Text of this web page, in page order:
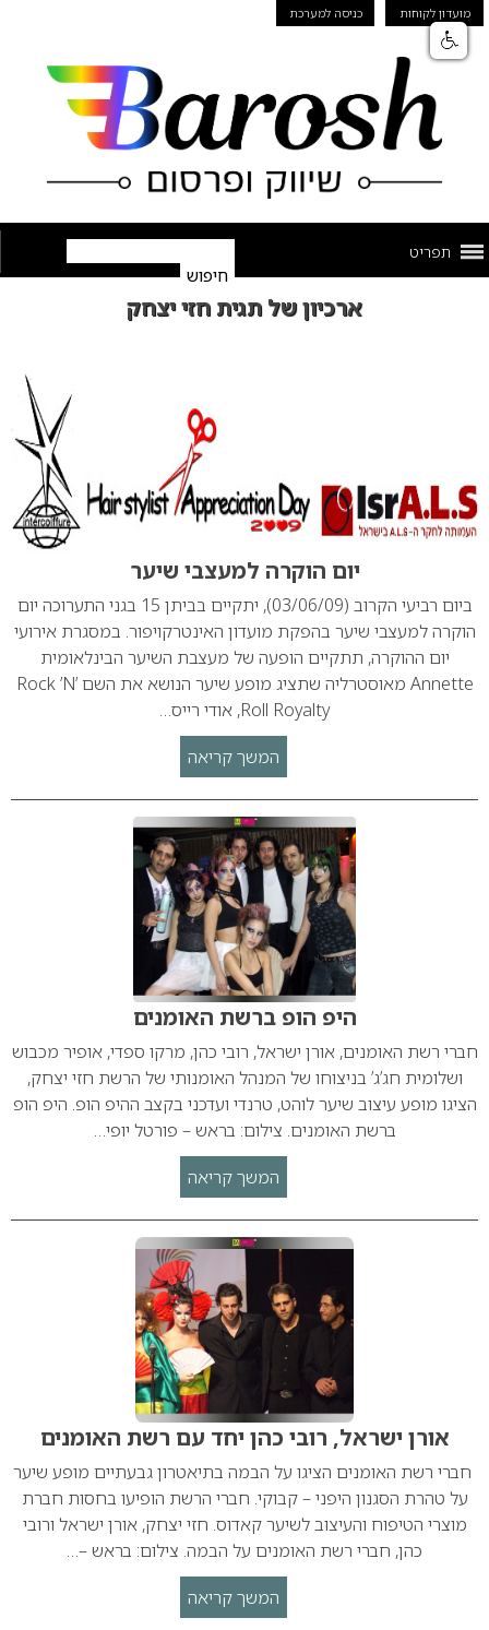
מועדון לקוחות כניסה למערכת
תפריט
ארכיון של תגית חזי יצחק
יום הוקרה למעצבי שיער
ביום רביעי הקרוב (03/06/09), יתקיים בביתן 15 בגני התערוכה יום
הוקרה למעצבי שיער בהפקת מועדון האינטרקויפור. במסגרת אירועי
יום ההוקרה, תתקיים הופעה של מעצבת השיער הבינלאומית
Annette מאוסטרליה שתציג מופע שיער הנושא את השם Rock ’N’
Roll Royalty, אודי רייס…
המשך קריאה
היפ הופ ברשת האומנים
חברי רשת האומנים, אורן ישראל, רובי כהן, מרקו ספדי, אופיר מכבוש
ושלומית חג’ג’ בניצוחו של המנהל האומנותי של הרשת חזי יצחק,
הציגו מופע עיצוב שיער לוהט, טרנדי ועדכני בקצב ההיפ הופ. היפ הופ
ברשת האומנים. צילום: בראש – פורטל יופי…
המשך קריאה
אורן ישראל, רובי כהן יחד עם רשת האומנים
חברי רשת האומנים הציגו על הבמה בתיאטרון גבעתיים מופע שיער
על טהרת הסגנון היפני – קבוקי. חברי הרשת הופיעו בחסות חברת
מוצרי הטיפוח והעיצוב לשיער קאדוס. חזי יצחק, אורן ישראל ורובי
כהן, חברי רשת האומנים על הבמה. צילום: בראש –…
המשך קריאה